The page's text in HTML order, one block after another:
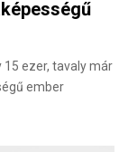
ezer, tavaly már
ember